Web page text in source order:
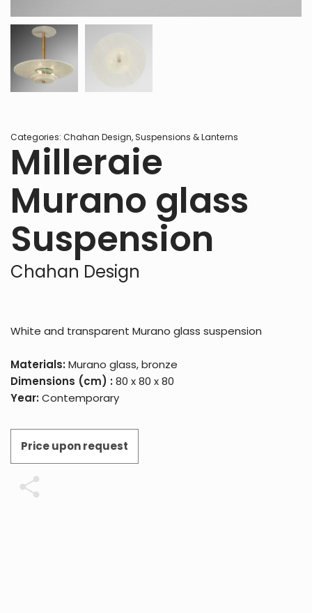
Categories: Chahan Design,Suspensions & Lanterns
Milleraie
Murano glass
Suspension
Chahan Design
White and transparent Murano glass suspension
Materials: Murano glass, bronze
Dimensions (cm) : 80 x 80 x 80
Year: Contemporary
Price upon request